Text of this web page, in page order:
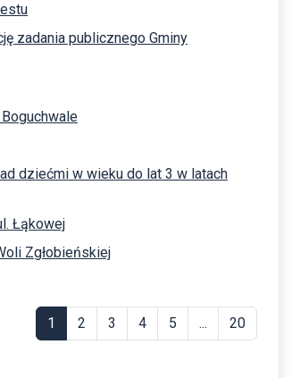
zadania publicznego Gminy
dziećmi w wieku do lat 3 w latach
Łąkowej
Zgłobieńskiej
1 2 3 4 5 ... 20